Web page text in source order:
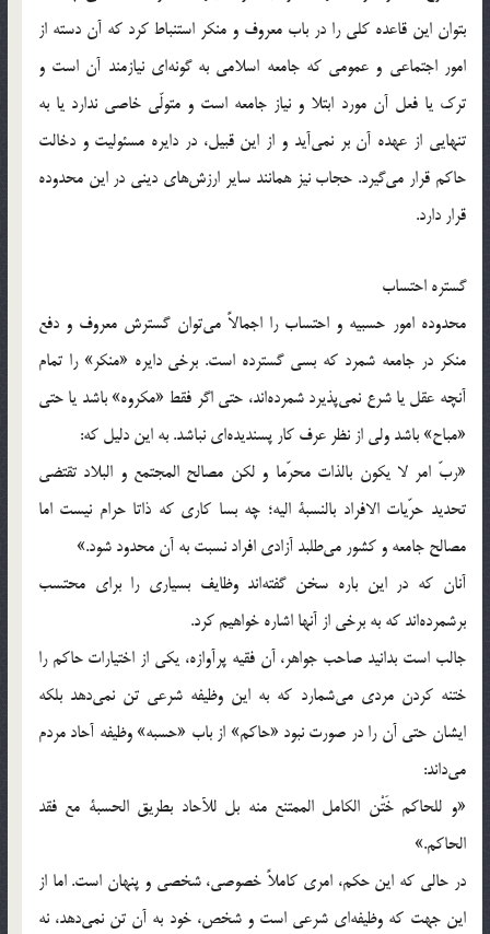
بتوان اين قاعده کلی را در باب معروف و منکر استنباط کرد که آن دسته از
امور اجتماعی و عمومی که جامعه اسلامی به گونه‌ای نيازمند آن است و
ترک يا فعل آن مورد ابتلا و نياز جامعه است و متولّی خاصی ندارد يا به
تنهايی از عهده آن بر نمی‌آيد و از اين قبيل، در دايره مسئوليت و دخالت
حاکم قرار می‌گيرد. حجاب نيز همانند ساير ارزش‌های دينی در اين محدوده
قرار دارد.
گستره احتساب
محدوده امور حسبيه و احتساب را اجمالاً می‌توان گسترش معروف و دفع
منکر در جامعه شمرد که بسی گسترده است. برخی دايره «منکر» را تمام
آنچه عقل يا شرع نمی‌پذيرد شمرده‌اند، حتی اگر فقط «مکروه» باشد يا حتی
«مباح» باشد ولی از نظر عرف کار پسنديده‌ای نباشد. به اين دليل که:
«ربّ امر لا يکون بالذات محرّما و لکن مصالح المجتمع و البلاد تقتضی
تحديد حرّيات الافراد بالنسبة اليه؛ چه بسا کاری که ذاتا حرام نيست اما
مصالح جامعه و کشور می‌طلبد آزادی افراد نسبت به آن محدود شود.»
آنان که در اين باره سخن گفته‌اند وظايف بسياری را برای محتسب
برشمرده‌اند که به برخی از آنها اشاره خواهيم کرد.
جالب است بدانيد صاحب جواهر، آن فقيه پرآوازه، يکی از اختيارات حاکم را
ختنه کردن مردی می‌شمارد که به اين وظيفه شرعی تن نمی‌دهد بلکه
ايشان حتی آن را در صورت نبود «حاکم» از باب «حسبه» وظيفه آحاد مردم
می‌داند:
«و للحاکم خَتْن الکامل الممتنع منه بل للآحاد بطريق الحسبة مع فقد
الحاکم.»
در حالی که اين حکم، امری کاملاً خصوصی، شخصی و پنهان است. اما از
اين جهت که وظيفه‌ای شرعی است و شخص، خود به آن تن نمی‌دهد، نه